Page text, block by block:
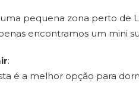
uma pequena zona perto de
encontramos um mini
:
é a melhor opção para